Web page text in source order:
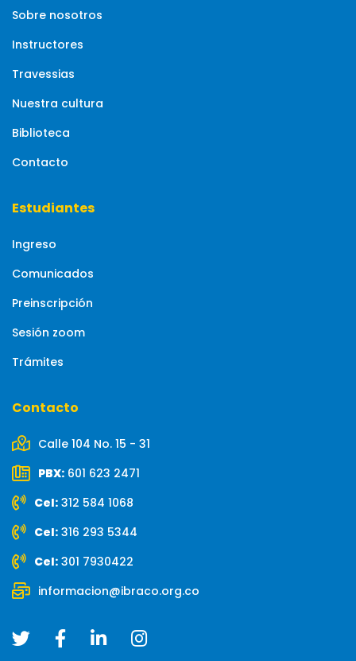
Sobre nosotros
Instructores
Travessias
Nuestra cultura
Biblioteca
Contacto
Estudiantes
Ingreso
Comunicados
Preinscripción
Sesión zoom
Trámites
Contacto
Calle 104 No. 15 - 31
PBX: 601 623 2471
Cel: 312 584 1068
Cel: 316 293 5344
Cel: 301 7930422
informacion@ibraco.org.co